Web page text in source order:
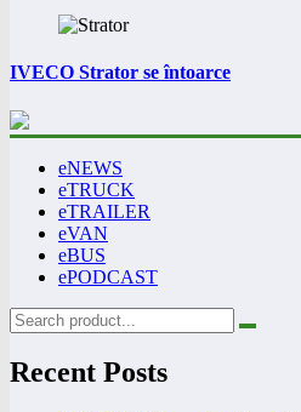
IVECO Strator se întoarce
eNEWS
eTRUCK
eTRAILER
eVAN
eBUS
ePODCAST
Recent Posts